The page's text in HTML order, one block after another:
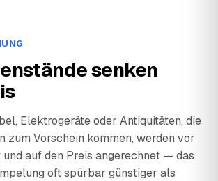
senken
Elektrogeräte oder Antiquitäten, die
zum Vorschein kommen, werden vor
auf den Preis angerechnet — das
oft spürbar günstiger als